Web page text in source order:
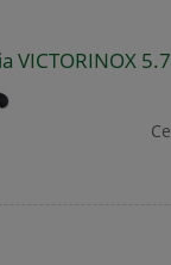
VICTORINOX